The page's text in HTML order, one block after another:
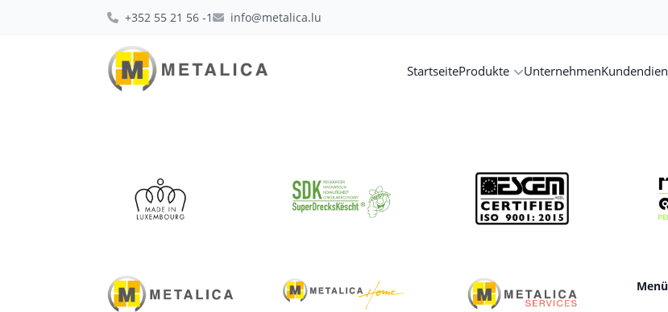
+352 55 21 56 -1 info@metalica.lu
StartseiteProdukte Unternehmen
Menü